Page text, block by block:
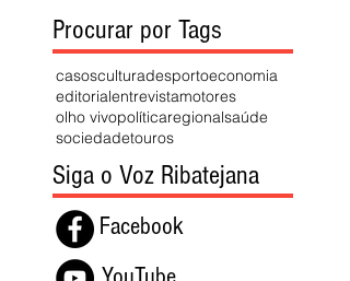
Procurar por Tags
casosculturadesportoeconomia
editorialentrevistamotores
olho vivopolíticaregionalsaúde
sociedadetouros
Siga o Voz Ribatejana
Facebook